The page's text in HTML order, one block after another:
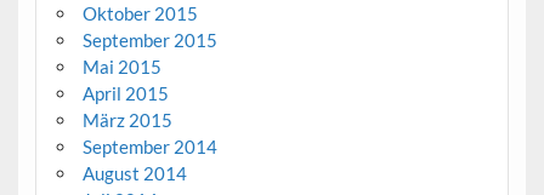
Oktober 2015
September 2015
Mai 2015
April 2015
März 2015
September 2014
August 2014